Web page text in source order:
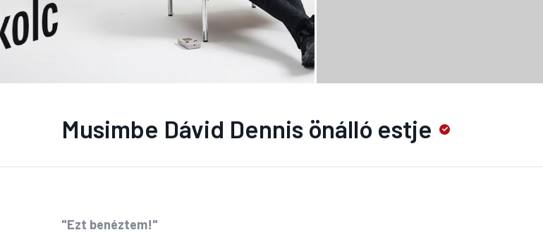
Musimbe Dávid Dennis önálló estje
"Ezt benéztem!"